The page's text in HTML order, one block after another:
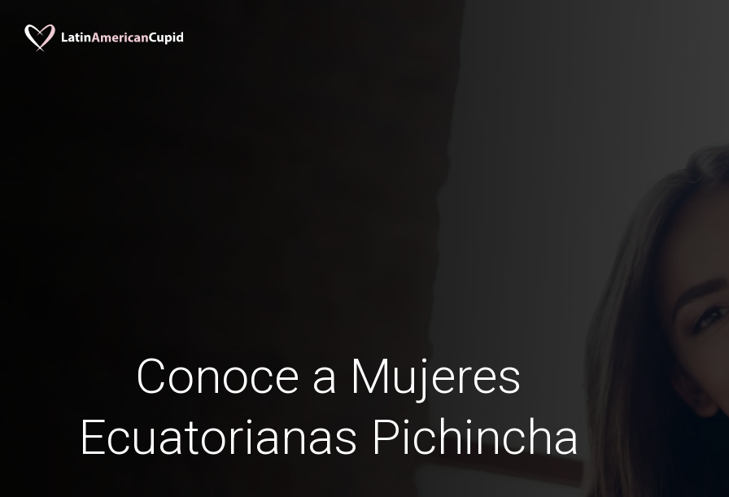
Conoce a Mujeres
Ecuatorianas Pichincha